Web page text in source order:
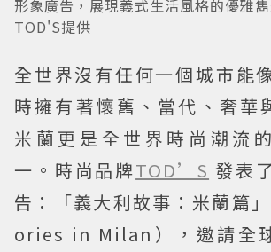
形象廣告，展現義式生活風格的優雅
TOD'S提供
全世界沒有任何一個城市能
時擁有著懷舊、當代、奢華
米蘭更是全世界時尚潮流
一。時尚品牌TOD’S 發表
告：「義大利故事：米蘭篇
ories in Milan），邀請全